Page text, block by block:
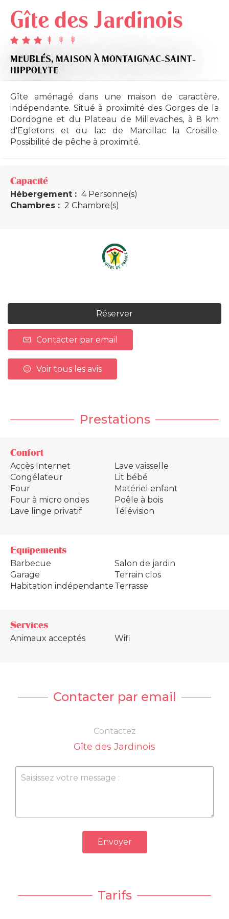
Gîte des Jardinois
MEUBLÉS, MAISON À MONTAIGNAC-SAINT-
HIPPOLYTE
Gîte aménagé dans une maison de caractère,
indépendante. Situé à proximité des Gorges de la
Dordogne et du Plateau de Millevaches, à 8 km
d'Egletons et du lac de Marcillac la Croisille.
Possibilité de pêche à proximité.
Capacité
Hébergement : 4 Personne(s)
Chambres : 2 Chambre(s)
Réserver
Contacter par email
Voir tous les avis
Prestations
Confort
Accès Internet
Congélateur
Four
Four à micro ondes
Lave linge privatif
Lave vaisselle
Lit bébé
Matériel enfant
Poêle à bois
Télévision
Equipements
Barbecue
Garage
Habitation indépendante
Salon de jardin
Terrain clos
Terrasse
Services
Animaux acceptés Wifi
Contacter par email
Contactez
Gîte des Jardinois
Envoyer
Tarifs